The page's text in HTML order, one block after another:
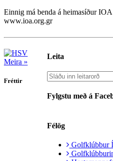
Einnig má benda á heimasíður
www.ioa.org.gr
Leita
Fylgstu með á
Félög
Golfklúbbur
Meira »
Fréttir